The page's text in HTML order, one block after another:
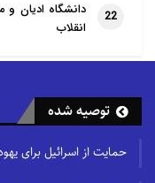
22
دانشگاه ادیان
انقلاب
توصیه شده
حمایت از اسرائیل برای